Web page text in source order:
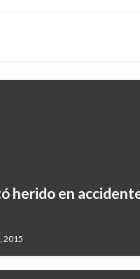
herido en
2015